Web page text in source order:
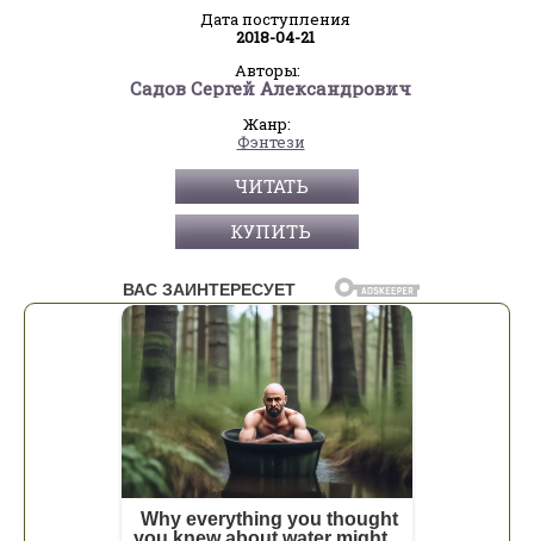
Дата поступления
2018-04-21
Авторы:
Садов Сергей Александрович
Жанр:
Фэнтези
ЧИТАТЬ
КУПИТЬ